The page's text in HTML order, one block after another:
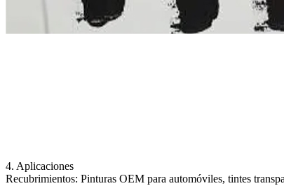
4. Aplicaciones
Recubrimientos: Pinturas OEM para automóviles, tintes